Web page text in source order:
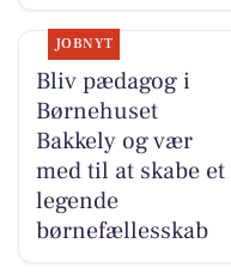
JOBNYT
Bliv pædagog i
Børnehuset
Bakkely og vær
med til at skabe et
legende
børnefællesskab